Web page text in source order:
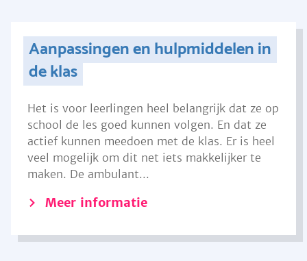
Aanpassingen en hulpmiddelen in
de klas
Het is voor leerlingen heel belangrijk dat ze op
school de les goed kunnen volgen. En dat ze
actief kunnen meedoen met de klas. Er is heel
veel mogelijk om dit net iets makkelijker te
maken. De ambulant...
Meer informatie